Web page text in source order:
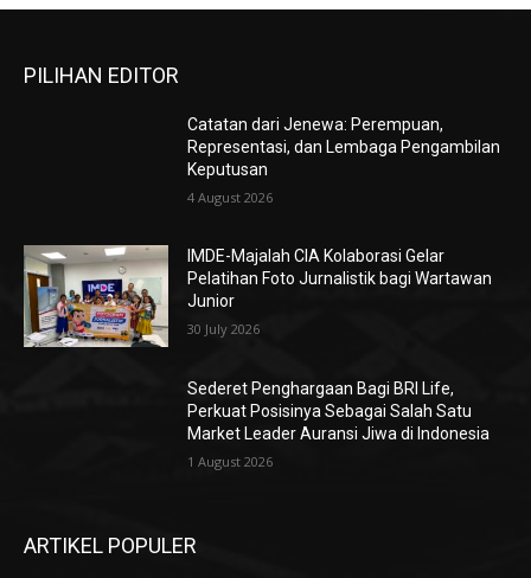
PILIHAN EDITOR
Catatan dari Jenewa: Perempuan,
Representasi, dan Lembaga Pengambilan
Keputusan
4 August 2026
IMDE-Majalah CIA Kolaborasi Gelar
Pelatihan Foto Jurnalistik bagi Wartawan
Junior
30 July 2026
Sederet Penghargaan Bagi BRI Life,
Perkuat Posisinya Sebagai Salah Satu
Market Leader Auransi Jiwa di Indonesia
1 August 2026
ARTIKEL POPULER